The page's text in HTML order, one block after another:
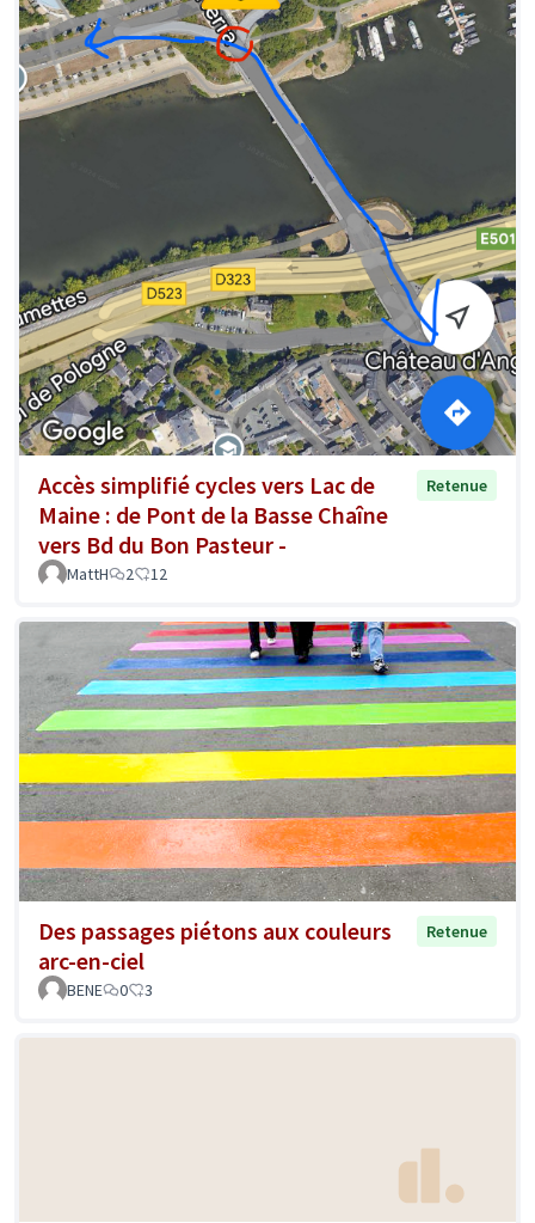
Accès simplifié cycles vers Lac de
Maine : de Pont de la Basse Chaîne
vers Bd du Bon Pasteur -
Retenue
MattH 2 12
Des passages piétons aux couleurs
arc-en-ciel
Retenue
BENE 0 3